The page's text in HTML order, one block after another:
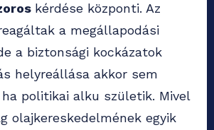
kérdése központi. Az
a megállapodási
a biztonsági kockázatok
helyreállása akkor sem
politikai alku születik. Mivel
olajkereskedelmének egyik